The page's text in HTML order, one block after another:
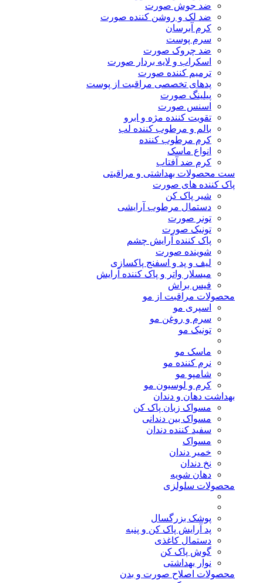
ضد جوش صورت
ضد لک و روشن کننده صورت
کرم آبرسان
سرم پوست
ضد چروک صورت
اسکراب و لایه بردار صورت
ترمیم کننده صورت
پدهای تخصصی مراقبت از پوست
پیلینگ صورت
اسنس صورت
تقویت کننده مژه و ابرو
بالم و مرطوب کننده لب
کرم مرطوب کننده
انواع ماسک
کرم ضد آفتاب
ست محصولات بهداشتی و مراقبتی
پاک کننده های صورت
شیر پاک کن
دستمال مرطوب آرایشی
تونر صورت
تونیک صورت
پاک کننده آرایش چشم
شوینده صورت
لیف و پد و اسفنج پاکسازی
میسلار واتر و پاک کننده آرایش
فیس براش
محصولات مراقبت از مو
اسپری مو
سرم و روغن مو
تونیک مو
ماسک مو
نرم کننده مو
شامپو مو
کرم و لوسیون مو
بهداشت دهان و دندان
مسواک زبان پاک کن
مسواک بین دندانی
سفید کننده دندان
مسواک
خمیر دندان
نخ دندان
دهان شویه
محصولات سلولزی
پوشک بزرگسال
پد آرایش پاک کن و پنبه
دستمال کاغذی
گوش پاک کن
نوار بهداشتی
محصولات اصلاح صورت و بدن